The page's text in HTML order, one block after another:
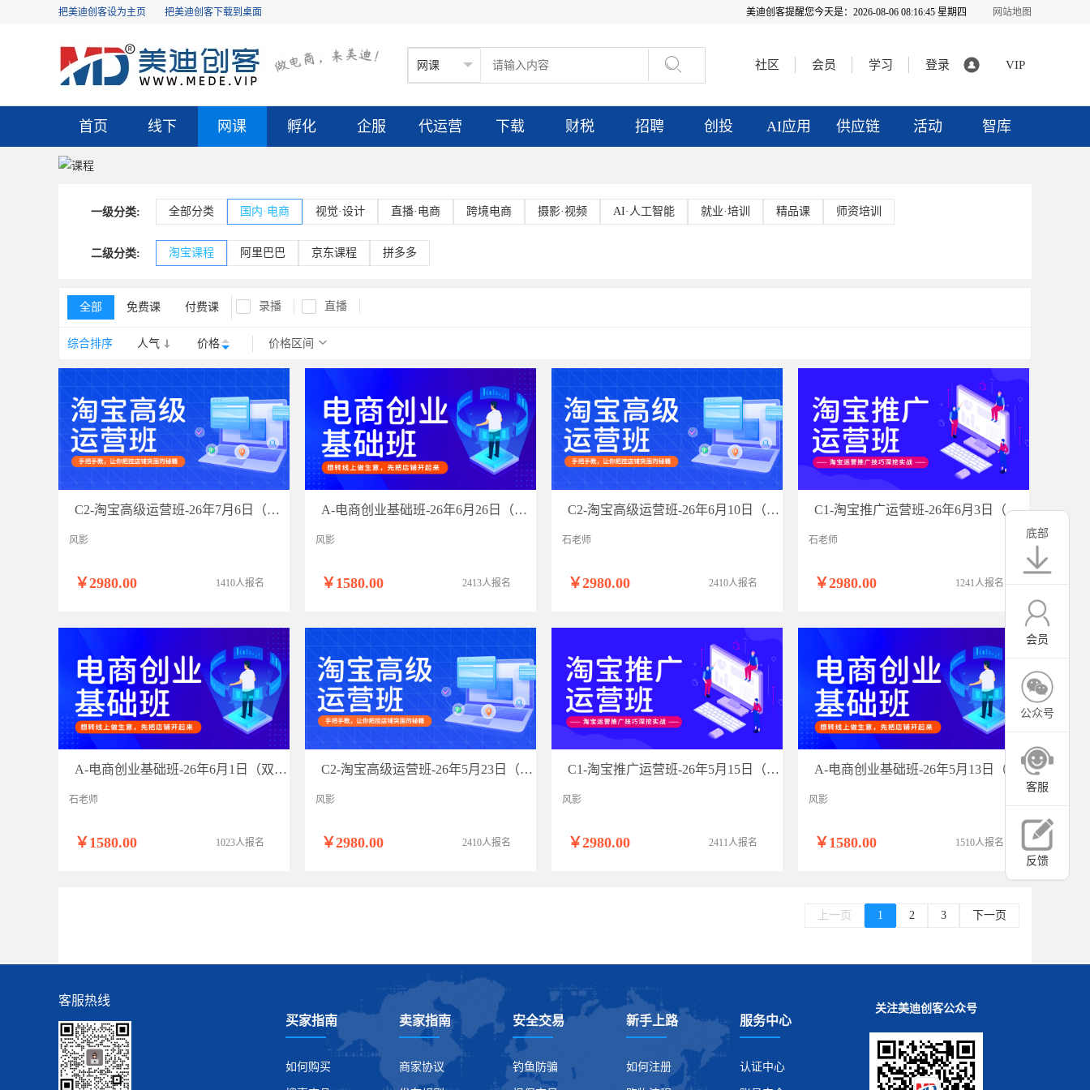
底部
会员
公众号
客服
反馈
把美迪创客设为主页 把美迪创客下载到桌面 美迪创客提醒您今天是： 2026-08-06 08:16:45 星期四 网站地图
 社区 会员 学习 登录 VIP
首页 线下 网课 孵化 企服 代运营 下载 财税 招聘 创投 AI应用 供应链 活动 智库
一级分类: 全部分类 国内·电商 视觉·设计 直播·电商 跨境电商 摄影·视频 AI·人工智能 就业·培训 精品课 师资培训
二级分类: 淘宝课程 阿里巴巴 京东课程 拼多多
全部 免费课 付费课 录播 直播
综合排序 人气  价格 价格区间
C2-淘宝高级运营班-26年7月6日（双师）
风影
￥2980.00 1410人报名
A-电商创业基础班-26年6月26日（双师）
风影
￥1580.00 2413人报名
C2-淘宝高级运营班-26年6月10日（双师）
石老师
￥2980.00 2410人报名
C1-淘宝推广运营班-26年6月3日（双师）
石老师
￥2980.00 1241人报名
A-电商创业基础班-26年6月1日（双师）
石老师
￥1580.00 1023人报名
C2-淘宝高级运营班-26年5月23日（双师）
风影
￥2980.00 2410人报名
C1-淘宝推广运营班-26年5月15日（双师）
风影
￥2980.00 2411人报名
风影
￥1580.00 1510人报名
上一页 1 2 3 下一页
客服热线
买家指南
如何购买
卖家指南
商家协议
安全交易
钓鱼防骗
新手上路
如何注册
服务中心
认证中心
关注美迪创客公众号